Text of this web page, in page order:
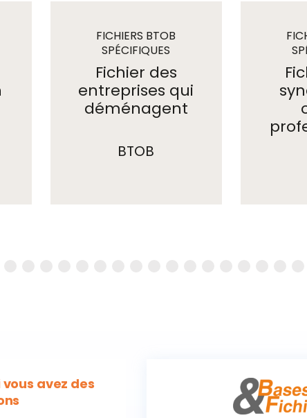
FICHIERS BTOB
SPÉCIFIQUES
Fichier des
entreprises qui
déménagent
BTOB
avez des